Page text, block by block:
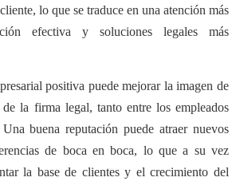
lo que se traduce en una atención más
efectiva y soluciones legales más
positiva puedemejorar la imagen de
la firma legal, tanto entre los empleados
buena reputación puede atraer nuevos
de boca en boca, lo que a su vez
la base de clientes y el crecimiento del